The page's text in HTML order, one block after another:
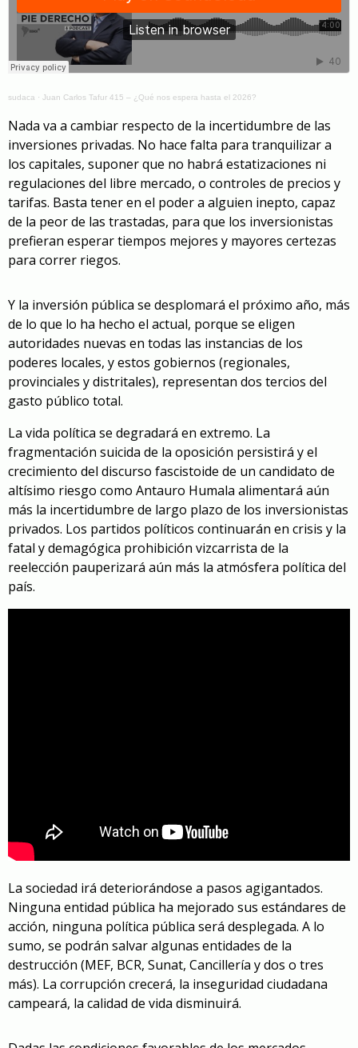
sudaca · Juan Carlos Tafur 415 – ¿Qué nos espera hasta el 2026?
Nada va a cambiar respecto de la incertidumbre de las
inversiones privadas. No hace falta para tranquilizar a
los capitales, suponer que no habrá estatizaciones ni
regulaciones del libre mercado, o controles de precios y
tarifas. Basta tener en el poder a alguien inepto, capaz
de la peor de las trastadas, para que los inversionistas
prefieran esperar tiempos mejores y mayores certezas
para correr riegos.
Y la inversión pública se desplomará el próximo año, más
de lo que lo ha hecho el actual, porque se eligen
autoridades nuevas en todas las instancias de los
poderes locales, y estos gobiernos (regionales,
provinciales y distritales), representan dos tercios del
gasto público total.
La vida política se degradará en extremo. La
fragmentación suicida de la oposición persistirá y el
crecimiento del discurso fascistoide de un candidato de
altísimo riesgo como Antauro Humala alimentará aún
más la incertidumbre de largo plazo de los inversionistas
privados. Los partidos políticos continuarán en crisis y la
fatal y demagógica prohibición vizcarrista de la
reelección pauperizará aún más la atmósfera política del
país.
La sociedad irá deteriorándose a pasos agigantados.
Ninguna entidad pública ha mejorado sus estándares de
acción, ninguna política pública será desplegada. A lo
sumo, se podrán salvar algunas entidades de la
destrucción (MEF, BCR, Sunat, Cancillería y dos o tres
más). La corrupción crecerá, la inseguridad ciudadana
campeará, la calidad de vida disminuirá.